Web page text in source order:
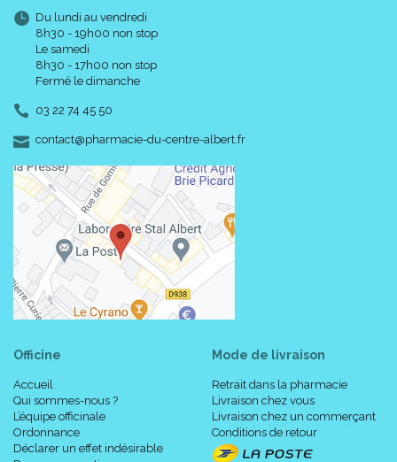
Du lundi au vendredi
8h30 - 19h00 non stop
Le samedi
8h30 - 17h00 non stop
Fermé le dimanche
03 22 74 45 50
contact-
@-
pharmacie-du-centre-albert.fr
Officine
Accueil
Qui sommes-nous ?
L’équipe officinale
Ordonnance
Déclarer un effet indésirable
Mode de livraison
Retrait dans la pharmacie
Livraison chez vous
Livraison chez un commerçant
Conditions de retour